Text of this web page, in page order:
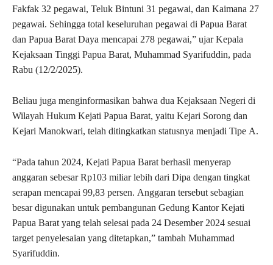
Fakfak 32 pegawai, Teluk Bintuni 31 pegawai, dan Kaimana 27
pegawai. Sehingga total keseluruhan pegawai di Papua Barat
dan Papua Barat Daya mencapai 278 pegawai,” ujar Kepala
Kejaksaan Tinggi Papua Barat, Muhammad Syarifuddin, pada
Rabu (12/2/2025).
Beliau juga menginformasikan bahwa dua Kejaksaan Negeri di
Wilayah Hukum Kejati Papua Barat, yaitu Kejari Sorong dan
Kejari Manokwari, telah ditingkatkan statusnya menjadi Tipe A.
“Pada tahun 2024, Kejati Papua Barat berhasil menyerap
anggaran sebesar Rp103 miliar lebih dari Dipa dengan tingkat
serapan mencapai 99,83 persen. Anggaran tersebut sebagian
besar digunakan untuk pembangunan Gedung Kantor Kejati
Papua Barat yang telah selesai pada 24 Desember 2024 sesuai
target penyelesaian yang ditetapkan,” tambah Muhammad
Syarifuddin.